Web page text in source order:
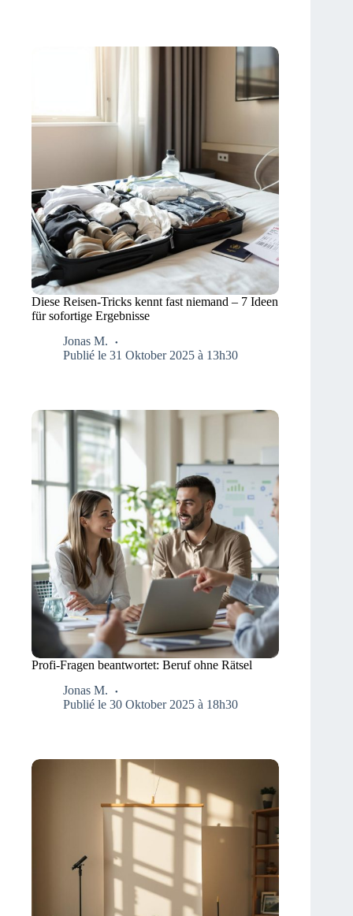
Diese Reisen-Tricks kennt fast niemand – 7 Ideen
für sofortige Ergebnisse
Jonas M.
Publié le 31 Oktober 2025 à 13h30
Profi-Fragen beantwortet: Beruf ohne Rätsel
Jonas M.
Publié le 30 Oktober 2025 à 18h30